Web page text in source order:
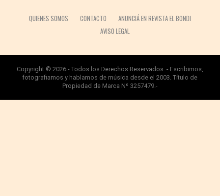
QUIENES SOMOS CONTACTO
ANUNCIÁ EN REVISTA EL BONDI
AVISO LEGAL
Copyright © 2026 - Todos los Derechos Reservados. - Escribimos,
fotografiamos y hablamos de música desde el 2003. Título de
Propiedad de Marca Nº 3257479.-